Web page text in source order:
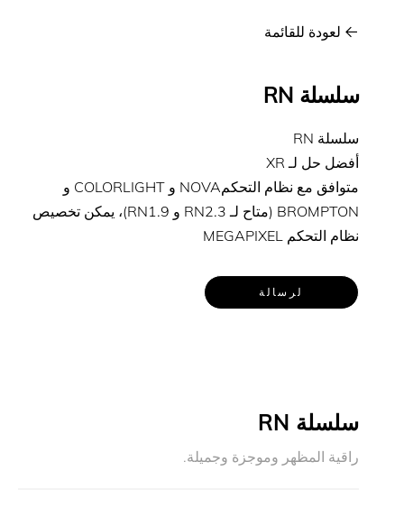
لعودة للقائمة
سلسلة RN
سلسلة RN
أفضل حل لـ XR
متوافق مع نظام التحكمNOVA و COLORLIGHT و
BROMPTON (متاح لـ RN2.3 و RN1.9)، يمكن تخصيص
نظام التحكم MEGAPIXEL
لرسالة
سلسلة RN
راقية المظهر وموجزة وجميلة.